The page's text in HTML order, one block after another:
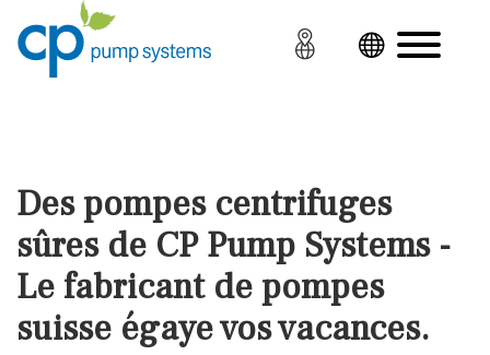
Des pompes centrifuges
sûres de CP Pump Systems -
Le fabricant de pompes
suisse égaye vos vacances.